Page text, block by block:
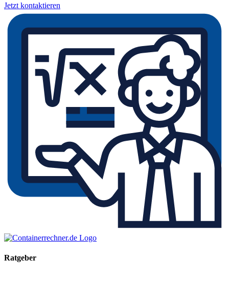
Jetzt kontaktieren
Ratgeber